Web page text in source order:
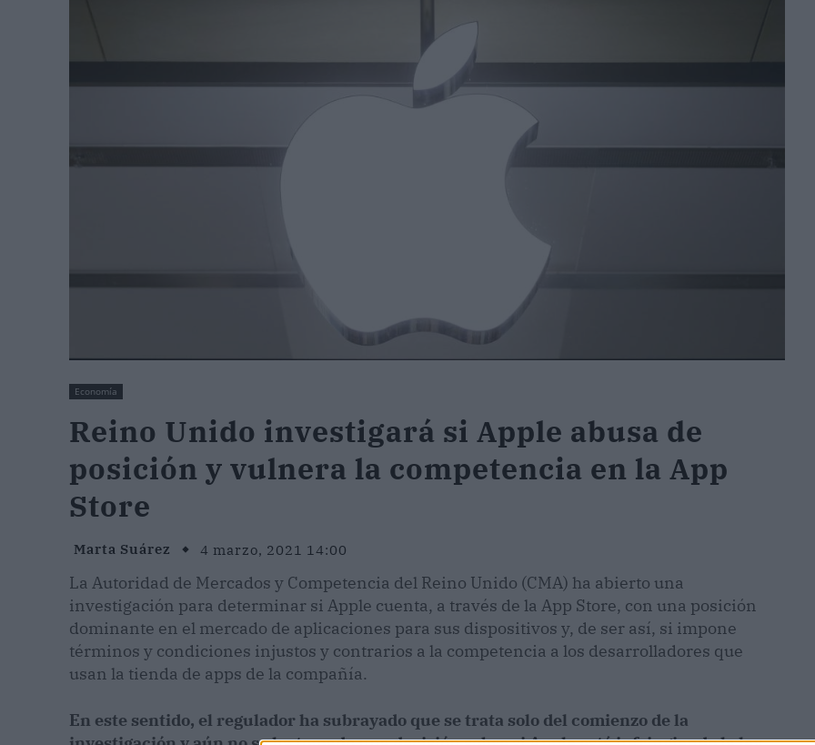
Economía
Reino Unido investigará si Apple abusa de
posición y vulnera la competencia en la App
Store
Marta Suárez 4 marzo, 2021 14:00
La Autoridad de Mercados y Competencia del Reino Unido (CMA) ha abierto una
investigación para determinar si Apple cuenta, a través de la App Store, con una posición
dominante en el mercado de aplicaciones para sus dispositivos y, de ser así, si impone
términos y condiciones injustos y contrarios a la competencia a los desarrolladores que
usan la tienda de apps de la compañía.
En este sentido, el regulador ha subrayado que se trata solo del comienzo de la